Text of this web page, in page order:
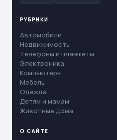
РУБРИКИ
Автомобили
Недвижимость
Телефоны и планшеты
Электроника
Компьютеры
Мебель
Одежда
Детям и мамам
Животные дома
О САЙТЕ